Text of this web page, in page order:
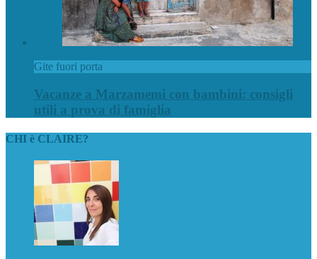
Gite fuori porta
Vacanze a Marzamemi con bambini: consigli
utili a prova di famiglia
CHI è CLAIRE?